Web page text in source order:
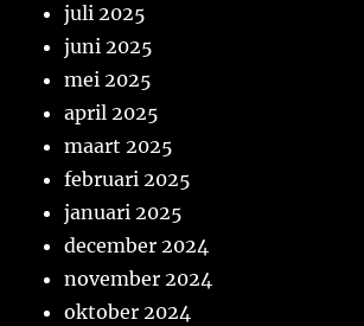
juli 2025
juni 2025
mei 2025
april 2025
maart 2025
februari 2025
januari 2025
december 2024
november 2024
oktober 2024